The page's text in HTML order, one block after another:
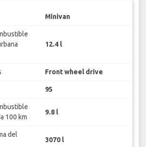
Minivan
12.4 l
Front wheel drive
95
100 km
9.8 l
del
3070 l